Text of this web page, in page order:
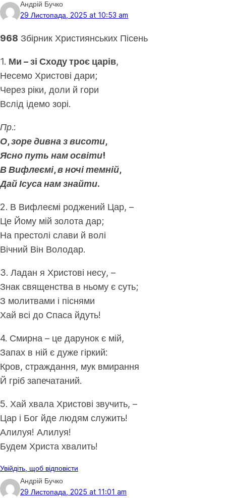
Андрій Бучко
29 Листопада, 2025 at 10:53 am
968 Збірник Християнських Пісень
1. Ми – зі Сходу троє царів,
Несемо Христові дари;
Через ріки, доли й гори
Вслід ідемо зорі.
Пр.:
О, зоре дивна з висоти,
Ясно путь нам освіти!
В Вифлеємі, в ночі темній,
Дай Ісуса нам знайти.
2. В Вифлеємі роджений Цар, –
Це Йому мій золота дар;
На престолі слави й волі
Вічний Він Володар.
3. Ладан я Христові несу, –
Знак священства в ньому є суть;
З молитвами і піснями
Хай всі до Спаса йдуть!
4. Смирна – це дарунок є мій,
Запах в ній є дуже гіркий:
Кров, страждання, мук вмирання
Й гріб запечатаний.
5. Хай хвала Христові звучить, –
Цар і Бог йде людям служить!
Алилуя! Алилуя!
Будем Христа хвалить!
Увійдіть, щоб відповісти
Андрій Бучко
29 Листопада, 2025 at 11:01 am